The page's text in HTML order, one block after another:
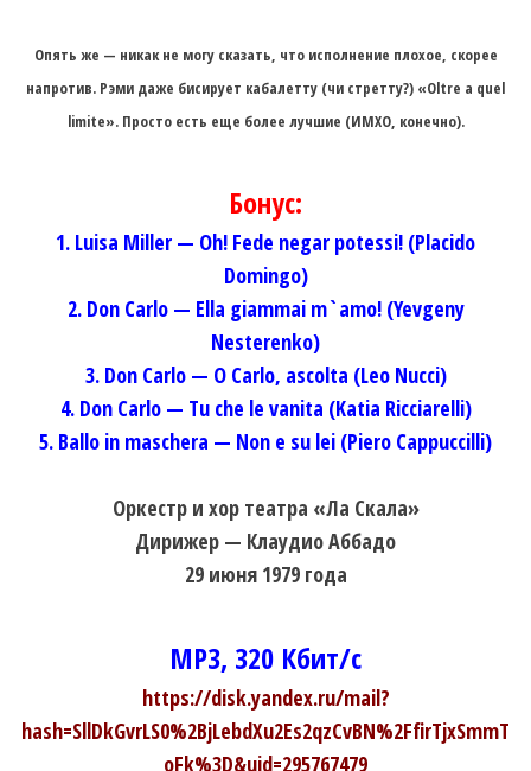
Опять же — никак не могу сказать, что исполнение плохое, скорее
напротив. Рэми даже бисирует кабалетту (чи стретту?) «Oltre a quel
limite». Просто есть еще более лучшие (ИМХО, конечно).
Бонус:
1. Luisa Miller — Oh! Fede negar potessi! (Placido
Domingo)
2. Don Carlo — Ella giammai m`amo! (Yevgeny
Nesterenko)
3. Don Carlo — O Carlo, ascolta (Leo Nucci)
4. Don Carlo — Tu che le vanita (Katia Ricciarelli)
5. Ballo in maschera — Non e su lei (Piero Cappuccilli)
Оркестр и хор театра «Ла Скала»
Дирижер — Клаудио Аббадо
29 июня 1979 года
MP3, 320 Кбит/с
https://disk.yandex.ru/mail?
hash=SllDkGvrLS0%2BjLebdXu2Es2qzCvBN%2FfirTjxSmmT
oFk%3D&uid=295767479